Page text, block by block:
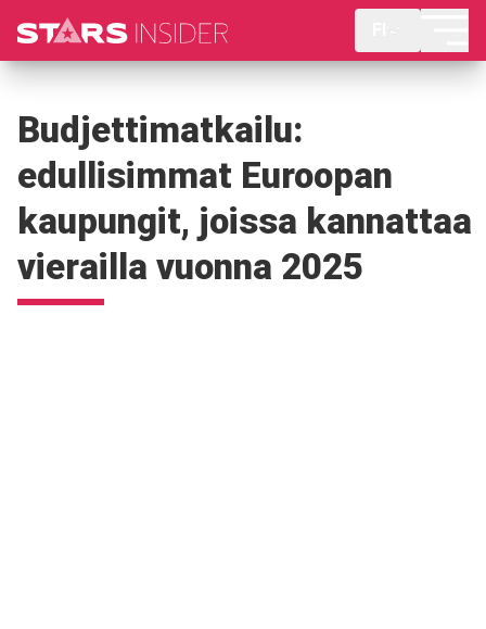
Budjettimatkailu:
edullisimmat Euroopan
kaupungit, joissa kannattaa
vierailla vuonna 2025